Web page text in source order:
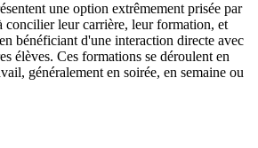
une option extrêmement prisée par
concilier leur carrière, leur formation, et
bénéficiant d'une interaction directe avec
élèves. Ces formations se déroulent en
généralement en soirée, en semaine ou